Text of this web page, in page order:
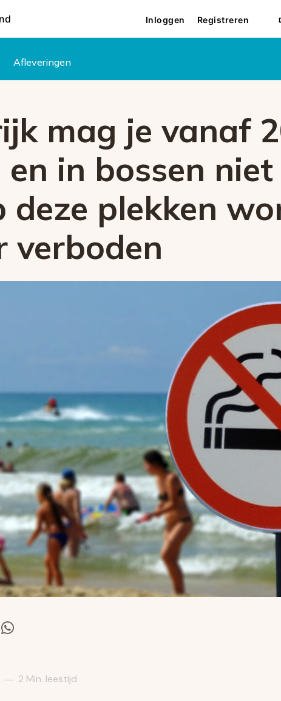
Inloggen Registreren
Afleveringen
mag je vanaf
in bossen
deze plekken
verboden
— 2 Min. leestijd